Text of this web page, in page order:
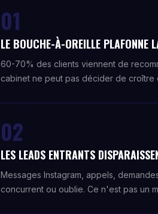
01
LE BOUCHE-À-OREILLE PLAFONNE
60-70% des clients viennent de
cabinet ne peut pas décider de croître
02
LES LEADS ENTRANTS
Messages Instagram, appels,
concurrent ou oublie. Ce n'est pas un